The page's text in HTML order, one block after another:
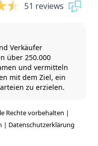
51 reviews
Verkäufer
über 250.000
und vermitteln
mit dem Ziel, ein
zu erzielen.
Rechte vorbehalten |
| Datenschutzerklärung